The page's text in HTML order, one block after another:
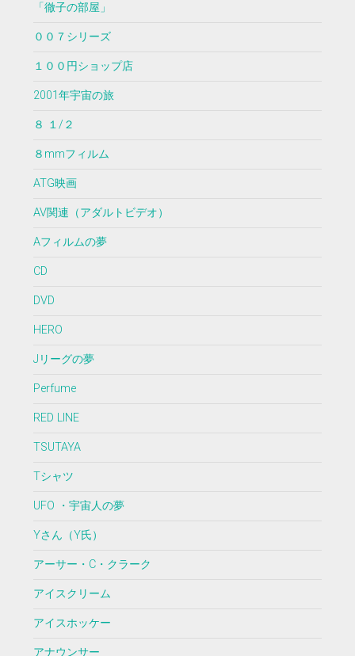
「徹子の部屋」
００７シリーズ
１００円ショップ店
2001年宇宙の旅
８ １/２
８mmフィルム
ATG映画
AV関連（アダルトビデオ）
Aフィルムの夢
CD
DVD
HERO
Jリーグの夢
Perfume
RED LINE
TSUTAYA
Tシャツ
UFO ・宇宙人の夢
Yさん（Y氏）
アーサー・C・クラーク
アイスクリーム
アイスホッケー
アナウンサー